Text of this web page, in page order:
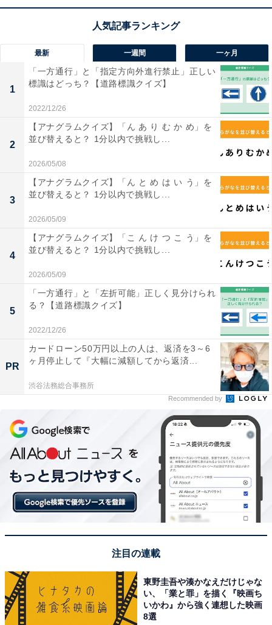
テンポよく解いてみよう
1 2
最新 一週間 一ヶ月
1
「一方通行」と「指定方向外進行禁止」正しい
標識はどっち？【道路標識クイズ】
2022/12/26
2
【アナグラムクイズ】「ん あ り む か め」を
並び替えると？ 1分以内で挑戦し...
2026/05/08
3
【アナグラムクイズ】「ん と め は い う」を
並び替えると？ 1分以内で挑戦し...
2026/05/09
4
【アナグラムクイズ】「こ ん け つ こ う」を
並び替えると？ 1分以内で挑戦し...
2026/05/09
5
「一方通行」と「左折可能」正しく見分けられ
る？【道路標識クイズ】
2022/12/26
PR
カードローン50万円以上の人は、返済を3～6
ヶ月停止して『大幅に減額してから返済...
渋谷法務総合事務所
Recommended by
注目の連載
東野圭吾や湊かなえだけじゃな
い、「業と罪」を描く『映画ち
いかわ』から強く連想した映画
8選